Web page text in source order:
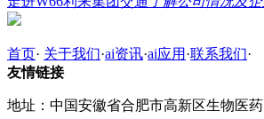
首页· 关于我们·ai资讯·ai应用 ·联系我们·
友情链接
地址：中国安徽省合肥市高新区生物医